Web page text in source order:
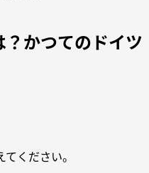
かつてのドイツ
ください。